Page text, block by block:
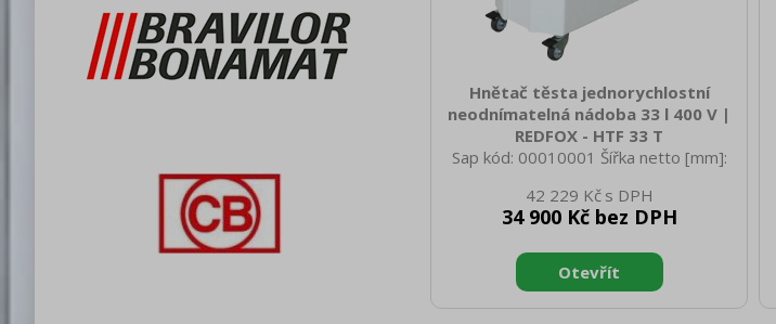
Hnětač těsta jednorychlostní
neodnímatelná nádoba 33 l 400 V |
REDFOX - HTF 33 T
Sap kód: 00010001 Šířka netto [mm]:
netto [mm]: 700 Hmotnost netto [kg]:
85.00 Šířka brutto [mm]: 860 Hloubka
790 Hmotnost brutto [kg]: 92.00 Vnější
barva zařízení: Bílé Materiál: Lakovaný
plech Typ spotřebiče: Elektrické
42 229 Kč
34 900 Kč bez DPH